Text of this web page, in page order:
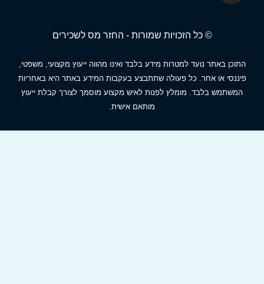
© כל הזכויות שמורות - החזר מס לשכירים
באתר נועד למטרות מידע בלבד ואינו מהווה ייעוץ מקצועי, משפטי,
או אחר. כל פעולה שתתבצע בעקבות המידע באתר היא באחריות
המשתמש בלבד. מומלץ לפנות לאיש מקצוע מוסמך לצורך קבלת ייעוץ
מותאם אישית.